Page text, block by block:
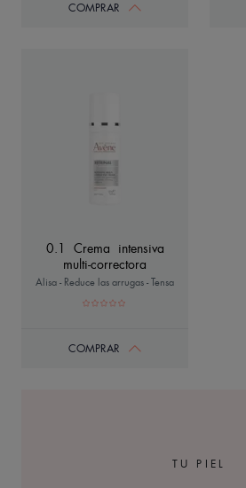
COMPRAR
0.1 Crema intensiva
multi-correctora
Alisa - Reduce las arrugas - Tensa
COMPRAR
TU PIEL